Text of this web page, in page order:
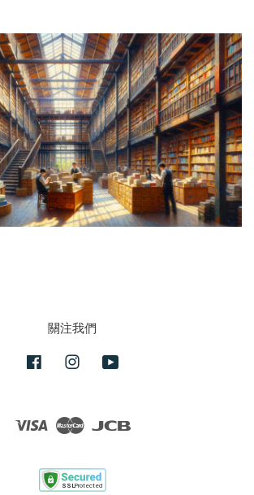
關注我們
FacebookInstagram
Visa Master JCB